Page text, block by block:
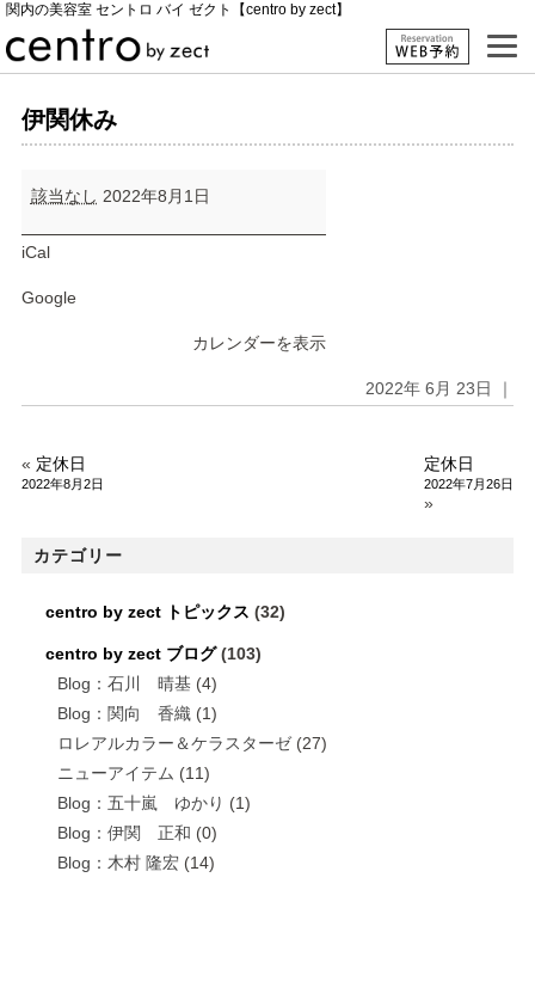
関内の美容室 セントロ バイ ゼクト【centro by zect】
伊関休み
関
み
該当なし 2022年8月1日
iCal
Google
カレンダーを表示
2022年 6月 23日 ｜
« 定休日
2022年8月2日
定休日
2022年7月26日
»
カテゴリー
centro by zect トピックス (32)
centro by zect ブログ(103)
Blog：石川 晴基(4)
Blog：関向 香織(1)
ロレアルカラー＆ケラスターゼ(27)
ニューアイテム (11)
Blog：五十嵐 ゆかり (1)
Blog：伊関 正和 (0)
Blog：木村 隆宏(14)